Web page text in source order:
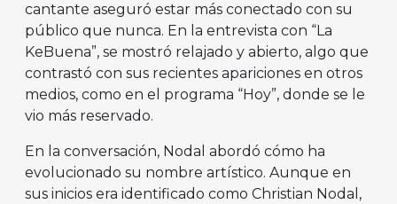
cantante aseguró estar más conectado con su
público que nunca. En la entrevista con “La
KeBuena”, se mostró relajado y abierto, algo que
contrastó con sus recientes apariciones en otros
medios, como en el programa “Hoy”, donde se le
vio más reservado.
En la conversación, Nodal abordó cómo ha
evolucionado su nombre artístico. Aunque en
sus inicios era identificado como Christian Nodal,